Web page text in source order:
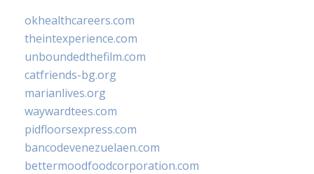
okhealthcareers.com
theintexperience.com
unboundedthefilm.com
catfriends-bg.org
marianlives.org
waywardtees.com
pidfloorsexpress.com
bancodevenezuelaen.com
bettermoodfoodcorporation.com